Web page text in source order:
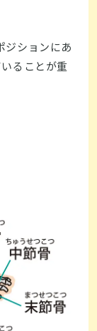
ジションにあ
ることが重